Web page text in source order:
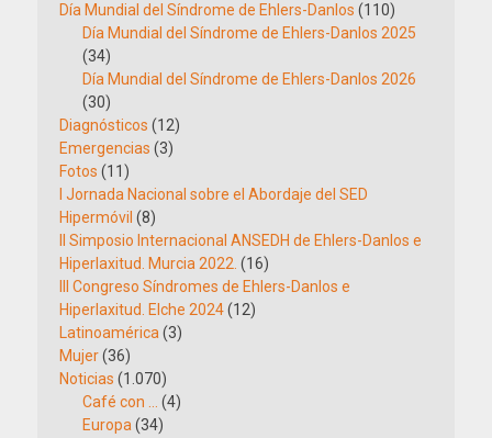
Día Mundial del Síndrome de Ehlers-Danlos (110)
Día Mundial del Síndrome de Ehlers-Danlos 2025
(34)
Día Mundial del Síndrome de Ehlers-Danlos 2026
(30)
Diagnósticos (12)
Emergencias (3)
Fotos (11)
I Jornada Nacional sobre el Abordaje del SED
Hipermóvil (8)
II Simposio Internacional ANSEDH de Ehlers-Danlos e
Hiperlaxitud. Murcia 2022. (16)
III Congreso Síndromes de Ehlers-Danlos e
Hiperlaxitud. Elche 2024(12)
Latinoamérica (3)
Mujer(36)
Noticias (1.070)
Café con …
(4)
Europa (34)